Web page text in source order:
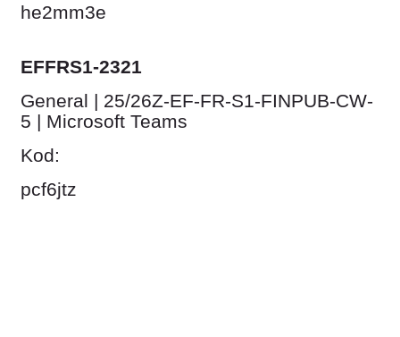
he2mm3e
EFFRS1-2321
General | 25/26Z-EF-FR-S1-FINPUB-CW-
5 | Microsoft Teams
Kod:
pcf6jtz